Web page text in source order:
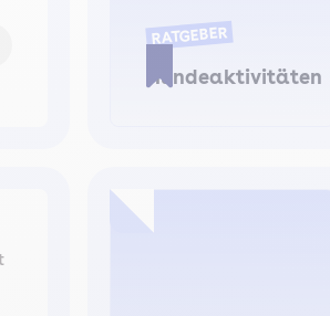
RATGEBER
Hundeaktivitäten